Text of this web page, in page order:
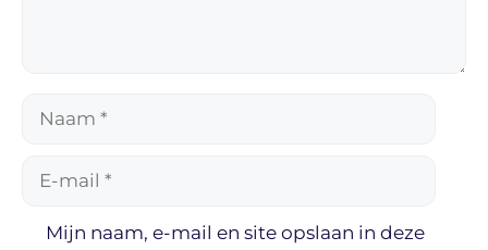
Naam
Mijn naam, e-mail en site opslaan in deze